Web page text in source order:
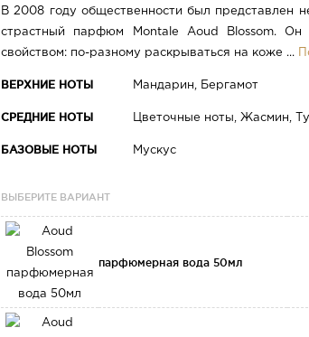
В 2008 году общественности был представлен
страстный парфюм Montale Aoud Blossom. Он
свойством: по-разному раскрываться на коже ...
ВЕРХНИЕ НОТЫ Мандарин, Бергамот
СРЕДНИЕ НОТЫ Цветочные ноты, Жасмин,
БАЗОВЫЕ НОТЫ Мускус
ВЫБЕРИТЕ ВАРИАНТ
парфюмерная вода 50мл